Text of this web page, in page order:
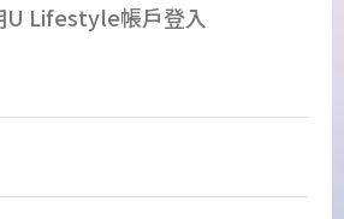
U Lifestyle帳戶登入